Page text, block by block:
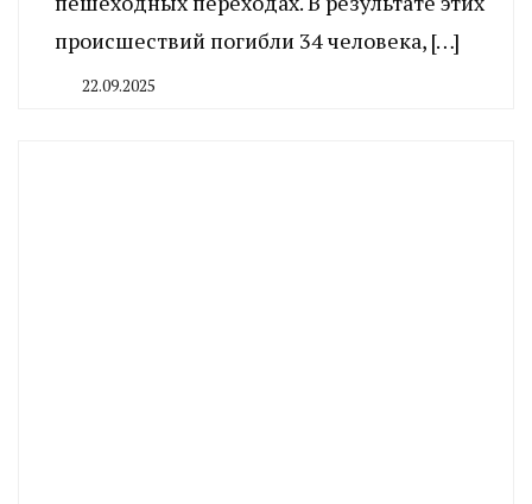
происшествий погибли 34 человека, […]
22.09.2025